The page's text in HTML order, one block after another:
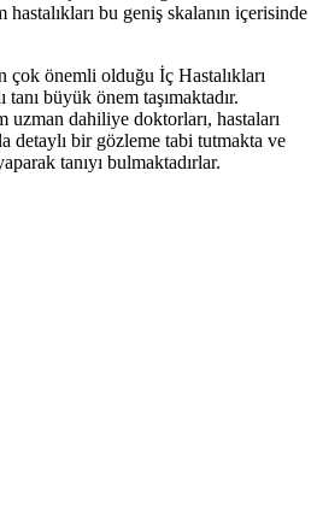
hastalıkları bu geniş skalanın içerisinde
önemli olduğu İç Hastalıkları
büyük önem taşımaktadır.
uzman dahiliye doktorları, hastaları
detaylı bir gözleme tabi tutmakta ve
tanıyı bulmaktadırlar.